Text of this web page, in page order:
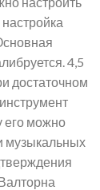
4,5
достаточном
его можно
музыкальных